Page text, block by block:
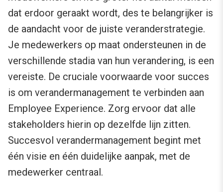
dat erdoor geraakt wordt, des te belangrijker is
de aandacht voor de juiste veranderstrategie.
Je medewerkers op maat ondersteunen in de
verschillende stadia van hun verandering, is een
vereiste. De cruciale voorwaarde voor succes
is om verandermanagement te verbinden aan
Employee Experience. Zorg ervoor dat alle
stakeholders hierin op dezelfde lijn zitten.
Succesvol verandermanagement begint met
één visie en één duidelijke aanpak, met de
medewerker centraal.